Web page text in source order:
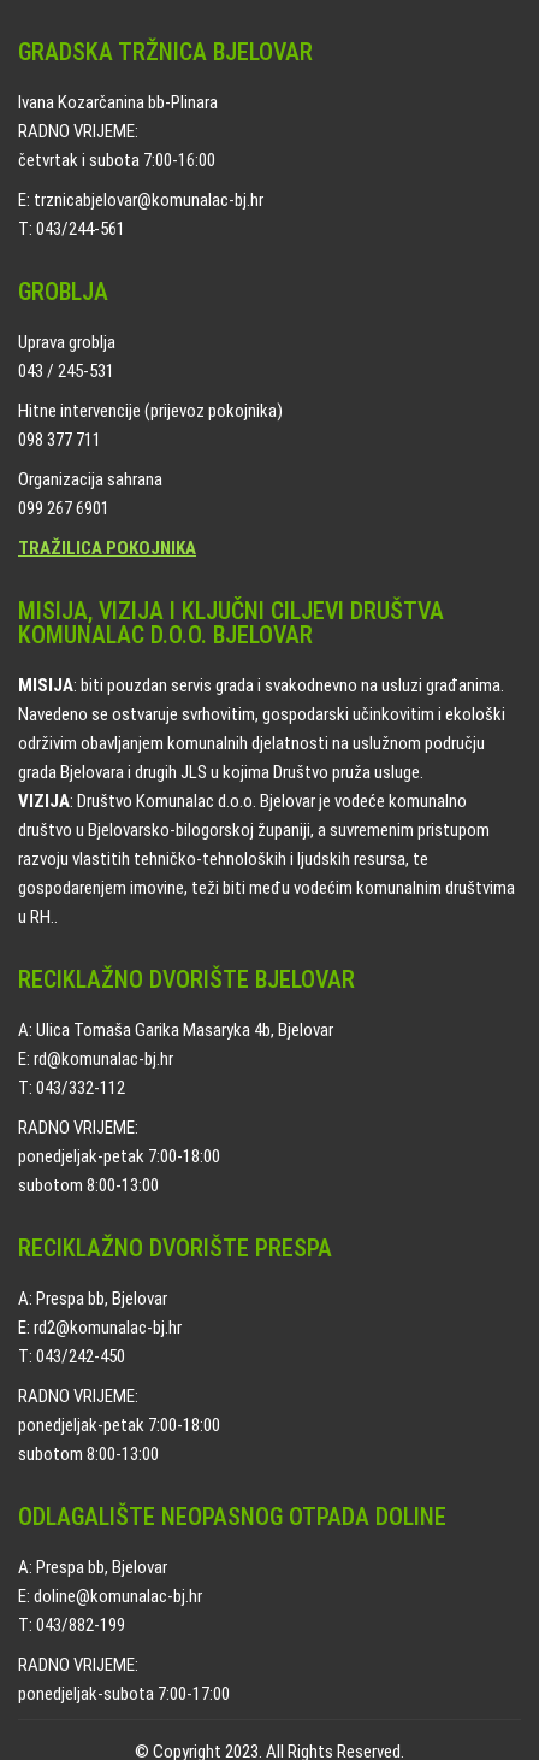
GRADSKA TRŽNICA BJELOVAR
Ivana Kozarčanina bb-Plinara
RADNO VRIJEME:
četvrtak i subota 7:00-16:00
E: trznicabjelovar@komunalac-bj.hr
T: 043/244-561
GROBLJA
Uprava groblja
043 / 245-531
Hitne intervencije (prijevoz pokojnika)
098 377 711
Organizacija sahrana
099 267 6901
TRAŽILICA POKOJNIKA
MISIJA, VIZIJA I KLJUČNI CILJEVI DRUŠTVA
KOMUNALAC D.O.O. BJELOVAR
MISIJA: biti pouzdan servis grada i svakodnevno na usluzi građanima.
Navedeno se ostvaruje svrhovitim, gospodarski učinkovitim i ekološki
održivim obavljanjem komunalnih djelatnosti na uslužnom području
grada Bjelovara i drugih JLS u kojima Društvo pruža usluge.
VIZIJA: Društvo Komunalac d.o.o. Bjelovar je vodeće komunalno
društvo u Bjelovarsko-bilogorskoj županiji, a suvremenim pristupom
razvoju vlastitih tehničko-tehnoloških i ljudskih resursa, te
gospodarenjem imovine, teži biti među vodećim komunalnim društvima
u RH..
RECIKLAŽNO DVORIŠTE BJELOVAR
A: Ulica Tomaša Garika Masaryka 4b, Bjelovar
E: rd@komunalac-bj.hr
T: 043/332-112
RADNO VRIJEME:
ponedjeljak-petak 7:00-18:00
subotom 8:00-13:00
RECIKLAŽNO DVORIŠTE PRESPA
A: Prespa bb, Bjelovar
E: rd2@komunalac-bj.hr
T: 043/242-450
RADNO VRIJEME:
ponedjeljak-petak 7:00-18:00
subotom 8:00-13:00
ODLAGALIŠTE NEOPASNOG OTPADA DOLINE
A: Prespa bb, Bjelovar
E: doline@komunalac-bj.hr
T: 043/882-199
RADNO VRIJEME:
ponedjeljak-subota 7:00-17:00
© Copyright 2023. All Rights Reserved.